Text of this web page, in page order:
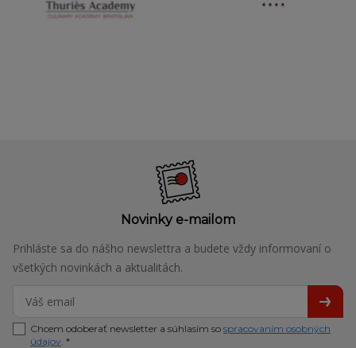
Novinky e-mailom
Prihláste sa do nášho newslettra a budete vždy informovaní o
všetkých novinkách a aktualitách.
Chcem odoberať newsletter a súhlasím so spracovaním osobných
údajov . *